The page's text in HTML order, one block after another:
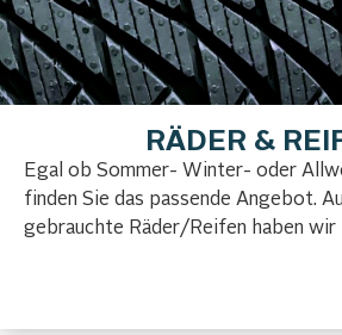
RÄDER &
Egal ob Sommer- Winter- oder
finden Sie das passende Angebot.
gebrauchte Räder/Reifen haben wir